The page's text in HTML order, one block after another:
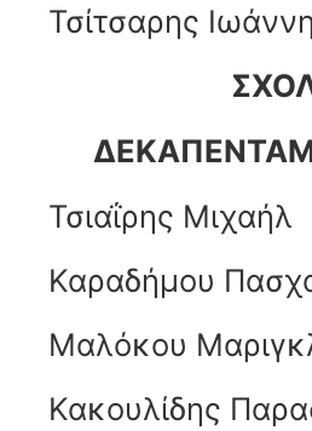
Τσίτσαρης
Τσιαΐρης Μιχαήλ
Καραδήμου
Μαλόκου
Κακουλίδης